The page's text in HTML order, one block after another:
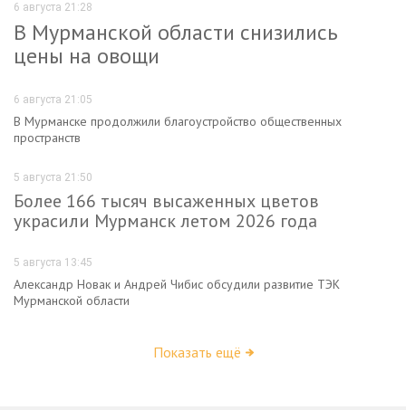
6 августа 21:28
В Мурманской области снизились
цены на овощи
6 августа 21:05
В Мурманске продолжили благоустройство общественных
пространств
5 августа 21:50
Более 166 тысяч высаженных цветов
украсили Мурманск летом 2026 года
5 августа 13:45
Александр Новак и Андрей Чибис обсудили развитие ТЭК
Мурманской области
Показать ещё